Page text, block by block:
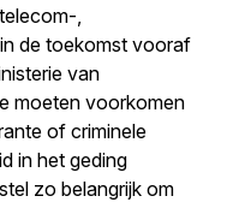
,
de toekomst vooraf
van
moeten voorkomen
of criminele
in het geding
zo belangrijk om